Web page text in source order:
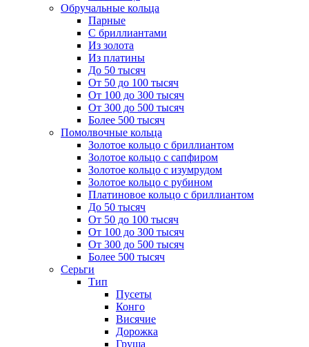
Обручальные кольца
Парные
С бриллиантами
Из золота
Из платины
До 50 тысяч
От 50 до 100 тысяч
От 100 до 300 тысяч
От 300 до 500 тысяч
Более 500 тысяч
Помолвочные кольца
Золотое кольцо с бриллиантом
Золотое кольцо с сапфиром
Золотое кольцо с изумрудом
Золотое кольцо с рубином
Платиновое кольцо с бриллиантом
До 50 тысяч
От 50 до 100 тысяч
От 100 до 300 тысяч
От 300 до 500 тысяч
Более 500 тысяч
Серьги
Тип
Пусеты
Конго
Висячие
Дорожка
Груша